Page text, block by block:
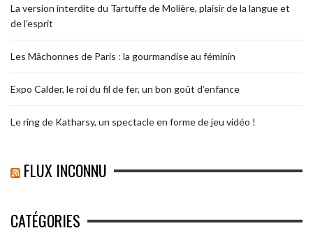
La version interdite du Tartuffe de Molière, plaisir de la langue et
de l’esprit
Les Mâchonnes de Paris : la gourmandise au féminin
Expo Calder, le roi du fil de fer, un bon goût d’enfance
Le ring de Katharsy, un spectacle en forme de jeu vidéo !
FLUX INCONNU
CATÉGORIES